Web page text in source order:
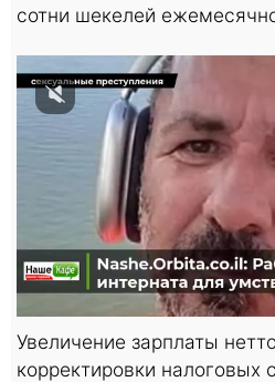
сотни шекелей
Увеличение зарплаты
корректировки налоговых